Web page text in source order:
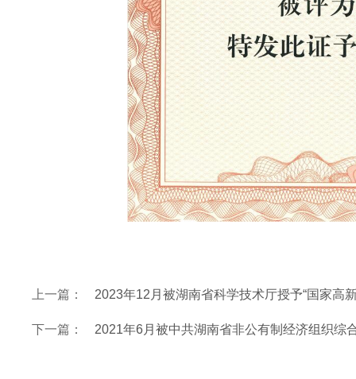
上一篇： 2023年12月被湖南省科学技术厅授予“国家高
下一篇： 2021年6月被中共湖南省非公有制经济组织综